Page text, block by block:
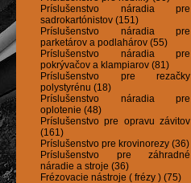
Príslušenstvo náradia pre
sadrokartónistov (151)
Príslušenstvo náradia pre
parketárov a podlahárov (55)
Príslušenstvo náradia pre
pokrývačov a klampiarov (81)
Príslušenstvo pre rezačky
polystyrénu (18)
Príslušenstvo náradia pre
oplotenie (48)
Príslušenstvo pre opravu závitov
(161)
Príslušenstvo pre krovinorezy (36)
Príslušenstvo pre záhradné
náradie a stroje (36)
Frézovacie nástroje ( frézy ) (75)